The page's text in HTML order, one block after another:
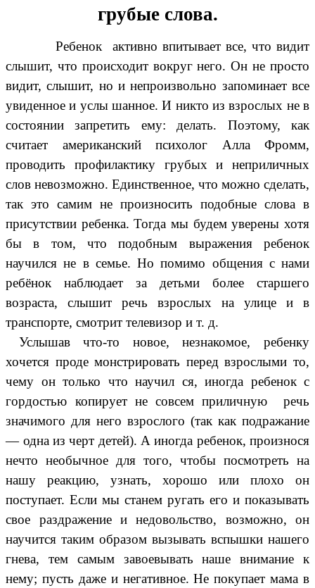
грубые слова.
Ребенок активно впитывает все, что видит
слышит, что происходит вокруг него. Он не просто
видит, слышит, но и непроизвольно запоминает все
увиденное и услы шанное. И никто из взрослых не в
состоянии запретить ему: делать. Поэтому, как
считает американский психолог Алла Фромм,
проводить профилактику грубых и неприличных
слов невозможно. Единственное, что можно сделать,
так это самим не произносить подобные слова в
присутствии ребенка. Тогда мы будем уверены хотя
бы в том, что подобным выражения ребенок
научился не в семье. Но помимо общения с нами
ребёнок наблюдает за детьми более старшего
возраста, слышит речь взрослых на улице и в
транспорте, смотрит телевизор и т. д.
Услышав что-то новое, незнакомое, ребенку
хочется проде монстрировать перед взрослыми то,
чему он только что научил ся, иногда ребенок с
гордостью копирует не совсем приличную речь
значимого для него взрослого (так как подражание
— одна из черт детей). А иногда ребенок, произнося
нечто необычное для того, чтобы посмотреть на
нашу реакцию, узнать, хорошо или плохо он
поступает. Если мы станем ругать его и показывать
свое раздражение и недовольство, возможно, он
научится таким образом вызывать вспышки нашего
гнева, тем самым завоевывать наше внимание к
нему; пусть даже и негативное. Не покупает мама в